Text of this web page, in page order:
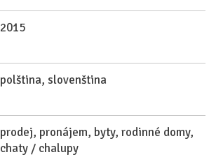
2015
polština, slovenština
prodej, pronájem, byty, rodinné domy,
chaty / chalupy